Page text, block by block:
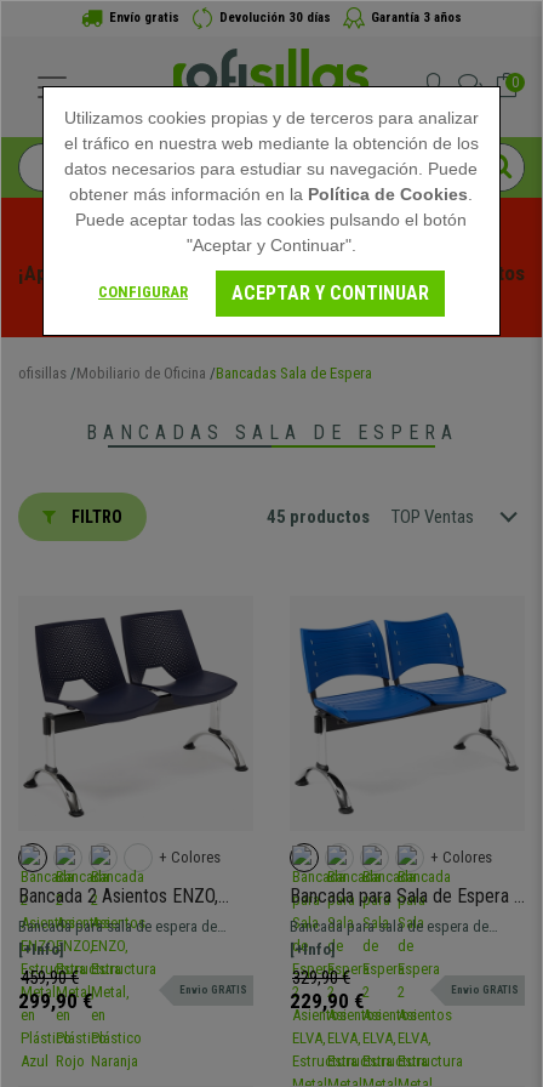
Envío gratis Devolución 30 días Garantía 3 años
0
¡Aprovecha las Rebajas de Verano en Ofisillas! Descuentos
Exclusivos por Tiempo Limitado - Ver Promo
ofisillas Mobiliario de Oficina Bancadas Sala de Espera
BANCADAS SALA DE ESPERA
FILTRO 45 productos TOP Ventas
+ Colores
Bancada 2 Asientos ENZO,
Estructura Metal, en Plástico
Azul
Bancada para sala de espera de
108x50 cm con estructura metálica y
asientos de diseño de plástico
perforados. Muy resistente, gran
comodidad. Disponible en varios
colores y configuraciones.
[+Info]
459,90 €
299,90 € Envio GRATIS
+ Colores
Bancada para Sala de Espera 2
Asientos ELVA, Estructura
Metal, en Plástico Azul
Bancada para sala de espera de
108x50 cm con estructura metálica y
asientos de plástico resistente. Muy
resistente, gran comodidad.
Disponible en varios colores y
configuraciones.
[+Info]
329,90 €
229,90 € Envio GRATIS
Utilizamos cookies propias y de terceros para analizar
el tráfico en nuestra web mediante la obtención de los
datos necesarios para estudiar su navegación. Puede
obtener más información en la Política de Cookies
Puede aceptar todas las cookies pulsando el botón
"Aceptar y Continuar".
CONFIGURAR ACEPTAR Y CONTINUAR